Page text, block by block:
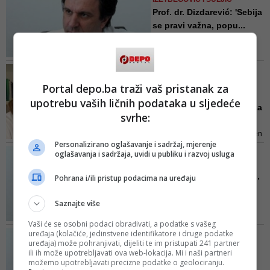
(tendenciozno) ili nesvjesno
potencirali problem našeg
Prof. dr. Dizdarević: 'Sebija
se pravi važna, popu...
Direktorica Sebija
Izetbegović i KCUS krivi za
Kemal Dizdarević je bio zaposlen
kao specijalista neurohirurg i
subspecijalista
Kliničkom centru Univerziteta u
DR. KEMAL DIZDAREVIĆ O
Brine me što Sebija javno,
desilo, na sličan način se i ranije
dešavalo. Neadekvatan sistem
kojim upravlja neadekvatna
osoba ne može odgovoriti na
POGLED STRUČNJAKA/ DR.
KEMAL DIZDAREVIĆ
Ovaj virus nije ništa
Portal depo.ba traži vaš pristanak za
upotrebu vaših ličnih podataka u sljedeće
svrhe:
Personalizirano oglašavanje i sadržaj, mjerenje
oglašavanja i sadržaja, uvidi u publiku i razvoj usluga
Pohrana i/ili pristup podacima na uređaju
Saznajte više
Vaši će se osobni podaci obrađivati, a podatke s vašeg
uređaja (kolačiće, jedinstvene identifikatore i druge podatke
uređaja) može pohranjivati, dijeliti te im pristupati 241 partner
ili ih može upotrebljavati ova web-lokacija. Mi i naši partneri
možemo upotrebljavati precizne podatke o geolociranju.